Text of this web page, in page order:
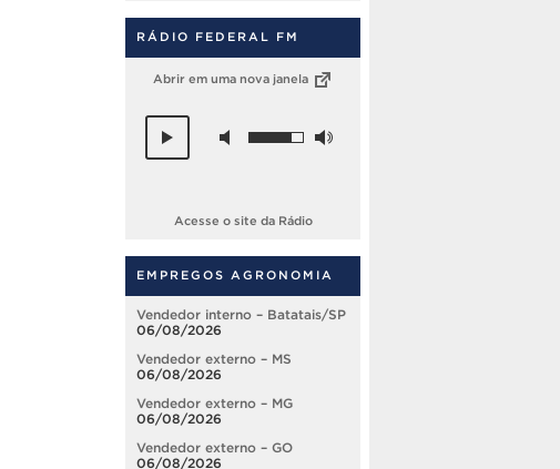
RÁDIO FEDERAL FM
Abrir em uma nova janela
Acesse o site da Rádio
EMPREGOS AGRONOMIA
Vendedor interno – Batatais/SP
06/08/2026
Vendedor externo – MS
06/08/2026
Vendedor externo – MG
06/08/2026
Vendedor externo – GO
06/08/2026